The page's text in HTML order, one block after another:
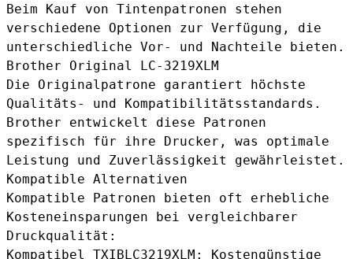
Beim Kauf von Tintenpatronen stehen
verschiedene Optionen zur Verfügung, die
unterschiedliche Vor- und Nachteile bieten.
Brother Original LC-3219XLM
Die Originalpatrone garantiert höchste
Qualitäts- und Kompatibilitätsstandards.
Brother entwickelt diese Patronen
spezifisch für ihre Drucker, was optimale
Leistung und Zuverlässigkeit gewährleistet.
Kompatible Alternativen
Kompatible Patronen bieten oft erhebliche
Kosteneinsparungen bei vergleichbarer
Druckqualität:
Kompatibel TXIBLC3219XLM : Kostengünstige